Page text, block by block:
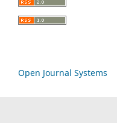
Open Journal Systems